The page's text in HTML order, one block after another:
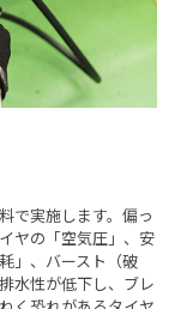
で実施します。偏っ
ヤの「空気圧」、安
」、バースト（破
水性が低下し、ブレ